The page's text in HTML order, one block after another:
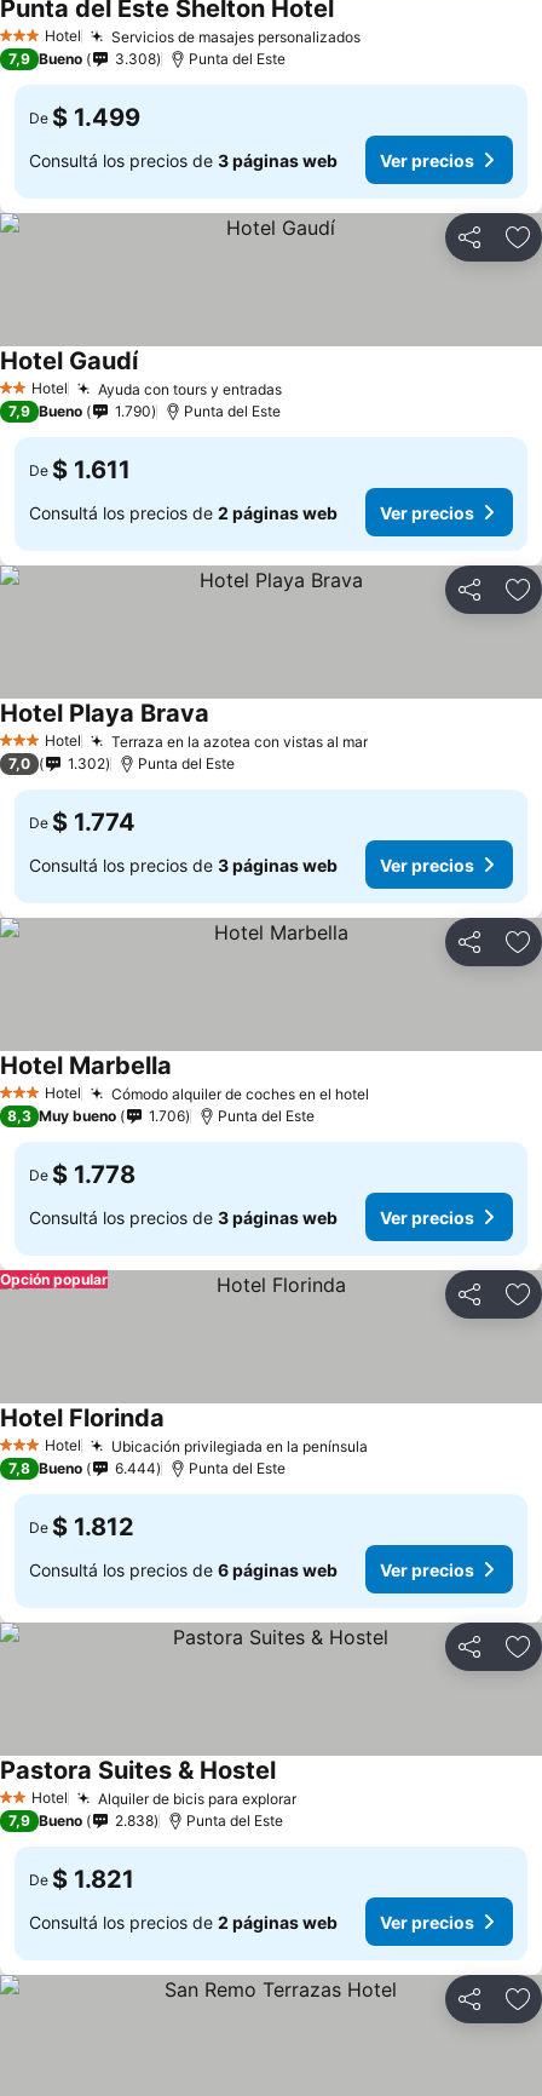
3 Estrellas
Hotel Servicios de masajes personalizados
Punta del Este Shelton Hotel
7,9 Bueno 3.308 Punta del Este
De $ 1.499
Consultá los precios de 3 páginas web Ver precios
Compartir
2 Estrellas
Hotel Ayuda con tours y entradas
Hotel Gaudí
7,9 Bueno 1.790 Punta del Este
De $ 1.611
Consultá los precios de 2 páginas web Ver precios
Compartir
3 Estrellas
Hotel Terraza en la azotea con vistas al mar
Hotel Playa Brava
7,0 1.302 Punta del Este
De $ 1.774
Consultá los precios de 3 páginas web Ver precios
Compartir
3 Estrellas
Hotel Cómodo alquiler de coches en el hotel
Hotel Marbella
8,3 Muy bueno 1.706 Punta del Este
De $ 1.778
Consultá los precios de 3 páginas web Ver precios
Compartir
Opción popular
3 Estrellas
Hotel Ubicación privilegiada en la península
Hotel Florinda
7,8 Bueno 6.444 Punta del Este
De $ 1.812
Consultá los precios de 6 páginas web Ver precios
Compartir
2 Estrellas
Hotel Alquiler de bicis para explorar
Pastora Suites & Hostel
7,9 Bueno 2.838 Punta del Este
De $ 1.821
Consultá los precios de 2 páginas web Ver precios
Compartir